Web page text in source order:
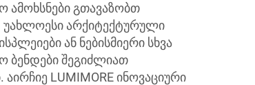
ამოხსნები გთავაზობთ
უახლოესი არქიტექტურული
ან ნებისმიერი სხვა
ბენდები შეგიძლიათ
აირჩიე LUMIMORE ინოვაციური